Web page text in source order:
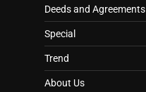
Deeds and Agreements
Special
Trend
About Us